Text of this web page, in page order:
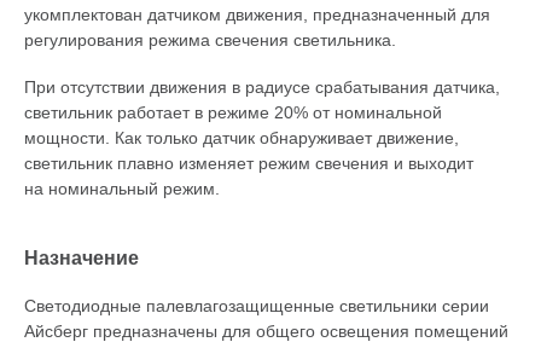
укомплектован датчиком движения, предназначенный для
регулирования режима свечения светильника.
При отсутствии движения в радиусе срабатывания датчика,
светильник работает в режиме 20% от номинальной
мощности. Как только датчик обнаруживает движение,
светильник плавно изменяет режим свечения и выходит
на номинальный режим.
Назначение
Светодиодные палевлагозащищенные светильники серии
Айсберг предназначены для общего освещения помещений